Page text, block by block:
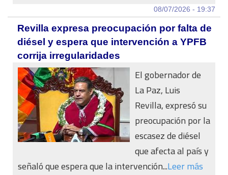
08/07/2026 - 19:37
Revilla expresa preocupación por falta de
diésel y espera que intervención a YPFB
corrija irregularidades
El gobernador de
La Paz, Luis
Revilla, expresó su
preocupación por la
escasez de diésel
que afecta al país y
señaló que espera que la intervención...Leer más